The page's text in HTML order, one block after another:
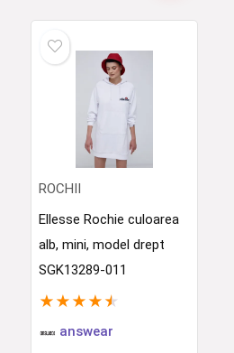
ROCHII
Ellesse Rochie culoarea
alb, mini, model drept
SGK13289-011
★ ★ ★ ★ ★
answear